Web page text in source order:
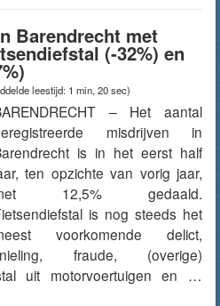
Barendrecht met
(-32%) en
leestijd: 1 min, 20 sec)
– Het aantal
misdrijven in
is in het eerst half
ten opzichte van vorig jaar,
12,5% gedaald.
is nog steeds het
voorkomende delict,
fraude, (overige)
uit motorvoertuigen en …